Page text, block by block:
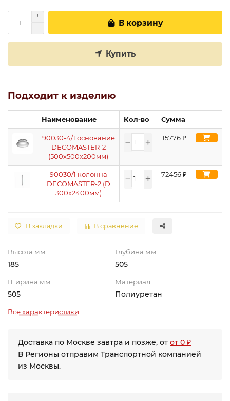
В корзину
Купить
Подходит к изделию
Наименование Кол-во Сумма
90030-4/1 основание
DECOMASTER-2
(500х500х200мм)
15776₽
90030/1 колонна
DECOMASTER-2 (D
300х2400мм)
72456₽
В закладки В сравнение
Высота мм
185
Глубина мм
505
Ширина мм
505
Материал
Полиуретан
Все характеристики
Доставка по Москве завтра и позже, от от 0 ₽
В Регионы отправим Транспортной компанией
из Москвы.